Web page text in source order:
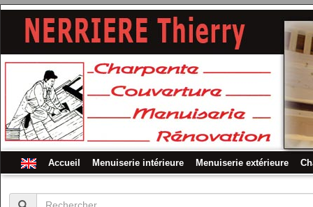
Accueil Menuiserie intérieure Menuiserie extérieure